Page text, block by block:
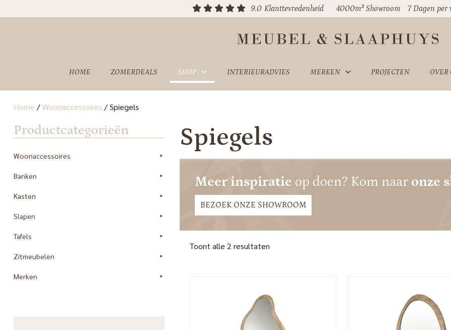
9.0 Klanttevredenheid 4000m² Showroom 7 Dagen per
HOME ZOMERDEALS SHOP INTERIEURADVIES MERKEN PROJECTEN OVER
Home /Woonaccessoires /Spiegels
Productcategorieën
Woonaccessoires
Banken
Kasten
Slapen
Tafels
Zitmeubelen
Merken
Spiegels
Meer inspiratie op doen? Kom naar onze
BEZOEK ONZE SHOWROOM
Toont alle 2 resultaten